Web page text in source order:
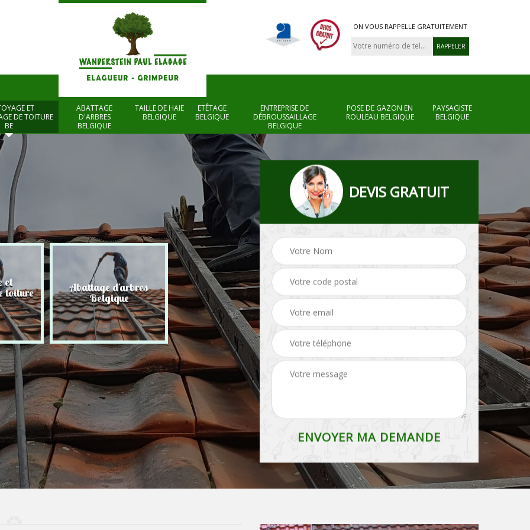
ON VOUS RAPPELLE GRATUITEMENT
ET
DE TOITURE
BE
ABATTAGE
D'ARBRES
BELGIQUE
TAILLE DE HAIE
BELGIQUE
ETÊTAGE
BELGIQUE
ENTREPRISE DE
DÉBROUSSAILLAGE
BELGIQUE
POSE DE GAZON EN
ROULEAU BELGIQUE
PAYSAGISTE
BELGIQUE
et
toiture Abattage d'arbres
Belgique
Taille de haie
Belgique Etêtage Belgique
Entreprise de
débroussaillage
Belgique
DEVIS GRATUIT